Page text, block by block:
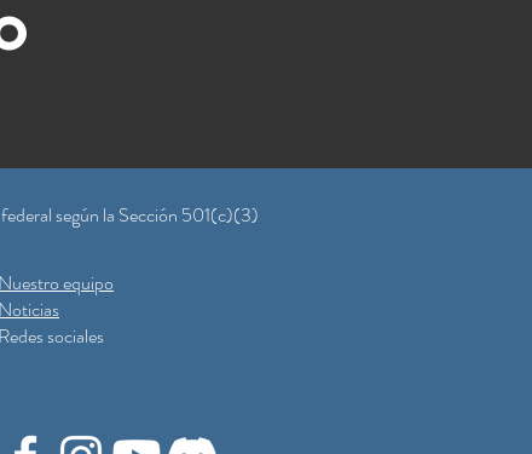
según la Sección 501(c)(3)
Nuestro equipo
Noticias
Redes sociales